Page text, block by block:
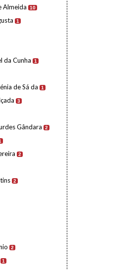
Almeida 10
1
da Cunha 1
de Sá da 1
3
Gândara 2
2
2
2
1